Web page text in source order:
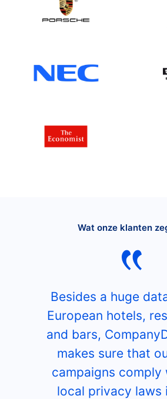
Wat onze klanten
Besides a huge
European hotels,
and bars,
makes sure that
campaigns comply
local privacy laws